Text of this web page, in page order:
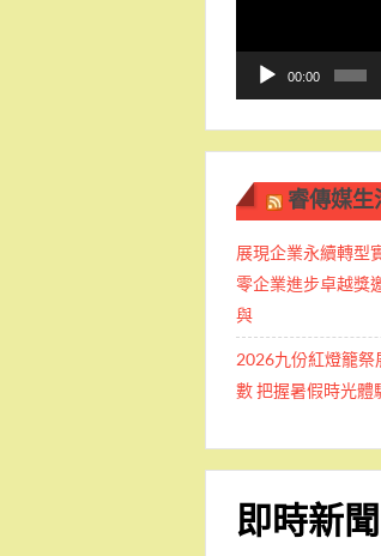
00:00
睿傳媒
展現企業永續轉型
零企業進步卓越獎
與
2026九份紅燈籠祭
數 把握暑假時光體
即時新聞